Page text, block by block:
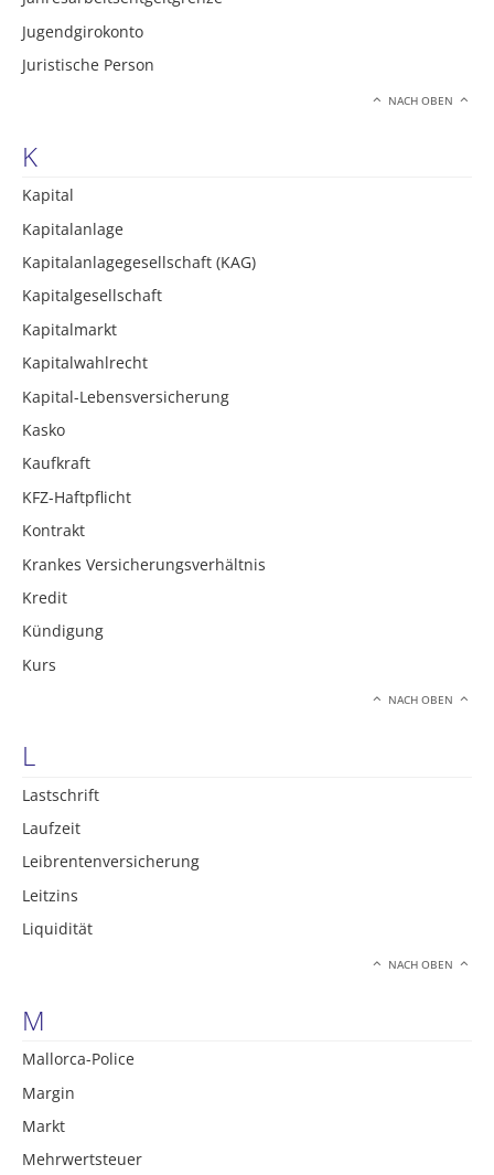
Jugendgirokonto
Juristische Person
NACH OBEN
K
Kapital
Kapitalanlage
Kapitalanlagegesellschaft (KAG)
Kapitalgesellschaft
Kapitalmarkt
Kapitalwahlrecht
Kapital-Lebensversicherung
Kasko
Kaufkraft
KFZ-Haftpflicht
Kontrakt
Krankes Versicherungsverhältnis
Kredit
Kündigung
Kurs
NACH OBEN
L
Lastschrift
Laufzeit
Leibrentenversicherung
Leitzins
Liquidität
NACH OBEN
M
Mallorca-Police
Margin
Markt
Mehrwertsteuer